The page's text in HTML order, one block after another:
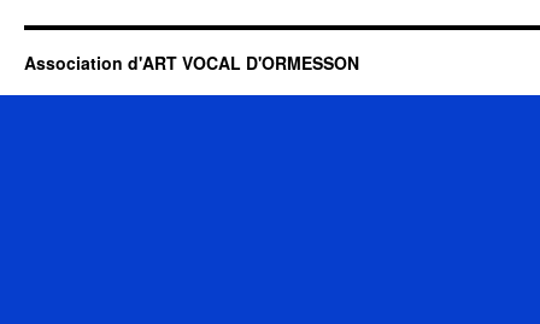
Association d'ART VOCAL D'ORMESSON